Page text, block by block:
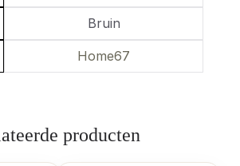
Bruin
Home67
producten